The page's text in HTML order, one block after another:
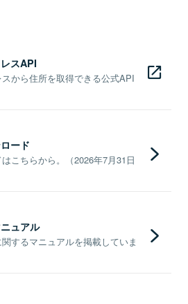
スAPI
から住所を取得できる公式API
ード
こちらから。（2026年7月31日
ュアル
するマニュアルを掲載していま